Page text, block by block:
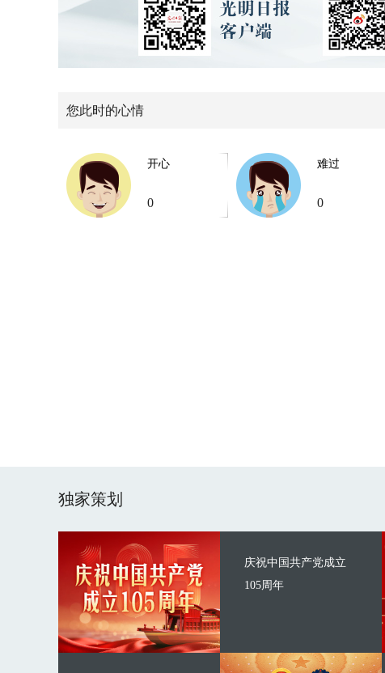
您此时的心情
开心
0
难过
0
独家策划
庆祝中国共产党成立
105周年